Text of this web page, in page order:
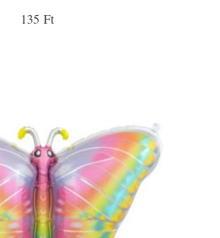
135 Ft